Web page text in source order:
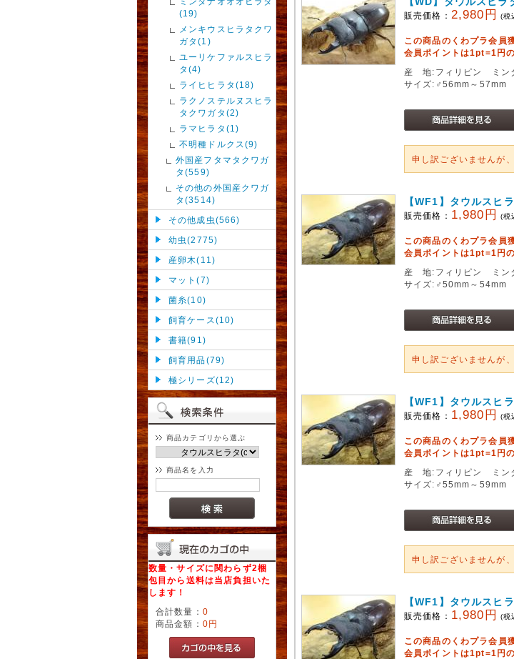
(19)
メンキウスヒラタクワ
ガタ(1)
ユーリケファルスヒラ
タ(4)
ライヒヒラタ(18)
ラクノステルヌスヒラ
タクワガタ(2)
ラマヒラタ(1)
不明種ドルクス(9)
外国産フタマタクワガ
タ(559)
その他の外国産クワガ
タ(3514)
その他成虫(566)
幼虫(2775)
産卵木(11)
マット(7)
菌糸(10)
飼育ケース(10)
書籍(91)
飼育用品(79)
極シリーズ(12)
商品カテゴリから選ぶ
商品名を入力
数量・サイズに関わらず2梱
包目から送料は当店負担いた
します！
合計数量： 0
商品金額： 0円
販売価格： 2,980円 (税
この商品のくわプラ会員
会員ポイントは1pt=1円
産 地:フィリピン ミン
サイズ:♂56mm～57mm
申し訳ございませんが
【WF1】タウルスヒ
販売価格： 1,980円 (税
この商品のくわプラ会員
会員ポイントは1pt=1円
産 地:フィリピン ミン
サイズ:♂50mm～
申し訳ございませんが
【WF1】タウルスヒ
販売価格： 1,980円 (税
この商品のくわプラ会員
会員ポイントは1pt=1円
産 地:フィリピン ミン
サイズ:♂55mm～
申し訳ございませんが
【WF1】タウルスヒ
販売価格： 1,980円 (税
この商品のくわプラ会員
会員ポイントは1pt=1円